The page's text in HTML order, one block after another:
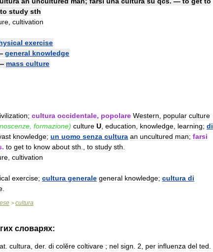
to study sth
, cultivation
exercise
general knowledge
mass culture
; cultura occidentale, popolare Western, popular culture
, formazione) culture U, education, knowledge, learning; di
knowledge; un uomo senza cultura an uncultured man; farsi
. to get to know about sth., to study sth.
, cultivation
exercise; cultura generale general knowledge; cultura di
.
> cultura
словарях:
. cultura, der. di colĕre coltivare ; nel sign. 2, per influenza del ted.